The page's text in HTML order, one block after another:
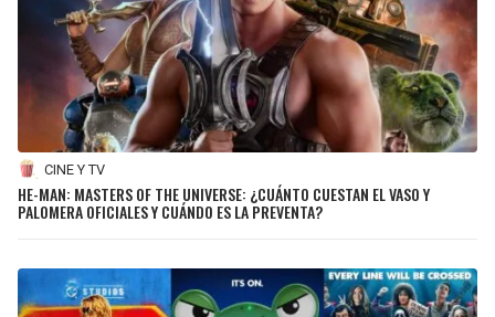
CINE Y TV
HE-MAN: MASTERS OF THE UNIVERSE: ¿CUÁNTO CUESTAN EL VASO Y
PALOMERA OFICIALES Y CUÁNDO ES LA PREVENTA?